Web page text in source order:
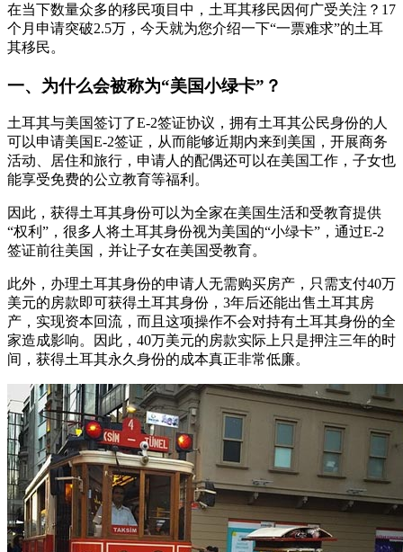
在当下数量众多的移民项目中，土耳其移民因何广受关注？17
个月申请突破2.5万，今天就为您介绍一下“一票难求”的土耳
其移民。
一、为什么会被称为“美国小绿卡”？
土耳其与美国签订了E-2签证协议，拥有土耳其公民身份的人
可以申请美国E-2签证，从而能够近期内来到美国，开展商务
活动、居住和旅行，申请人的配偶还可以在美国工作，子女也
能享受免费的公立教育等福利。
因此，获得土耳其身份可以为全家在美国生活和受教育提供
“权利”，很多人将土耳其身份视为美国的“小绿卡”，通过E-2
签证前往美国，并让子女在美国受教育。
此外，办理土耳其身份的申请人无需购买房产，只需支付40万
美元的房款即可获得土耳其身份，3年后还能出售土耳其房
产，实现资本回流，而且这项操作不会对持有土耳其身份的全
家造成影响。因此，40万美元的房款实际上只是押注三年的时
间，获得土耳其永久身份的成本真正非常低廉。